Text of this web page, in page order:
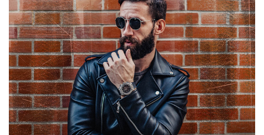
(1783 Overlays)
Large 6000*4000px
Скачать Бесплатно